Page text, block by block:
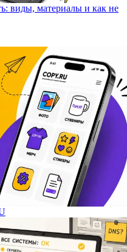
виды, материалы и как не